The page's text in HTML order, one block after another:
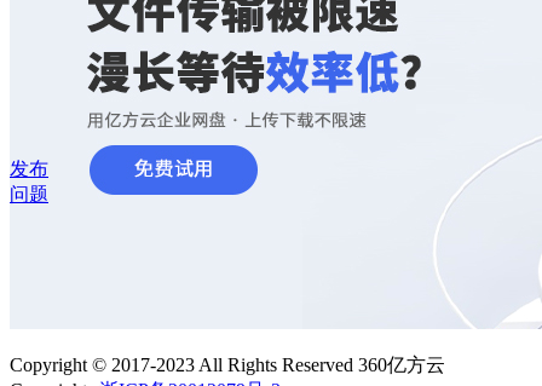
Copyright © 2017-2023 All Rights Reserved 360亿方云
发布
问题